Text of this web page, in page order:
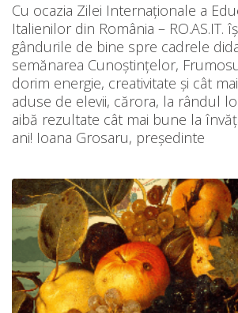
Cu ocazia Zilei Internaționale a
Italienilor din România – RO.AS.IT.
gândurile de bine spre cadrele
semănarea Cunoştinţelor,
dorim energie, creativitate și cât
aduse de elevii, cărora, la rândul
aibă rezultate cât mai bune la
ani! Ioana Grosaru, președinte